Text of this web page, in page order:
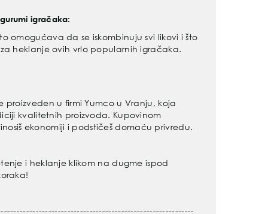
igračaka:
omogućava da se iskombinuju svi likovi i što
heklanje ovih vrlo popularnih igračaka.
proizveden u firmi Yumco u Vranju, koja
kvalitetnih proizvoda. Kupovinom
ekonomiji i podstičeš domaću privredu.
i heklanje klikom na dugme ispod